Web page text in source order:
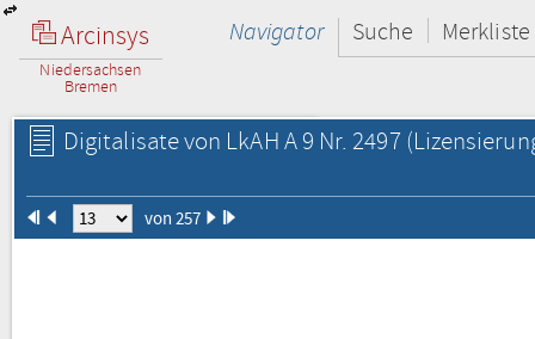
Arcinsys
Niedersachsen
Bremen
Navigator Suche Merkliste
Digitalisate von LkAH A 9 Nr. 2497
von 257